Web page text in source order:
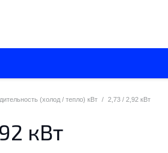
(холод / тепло) кВт / 2,73 / 2,92 кВт
кВт